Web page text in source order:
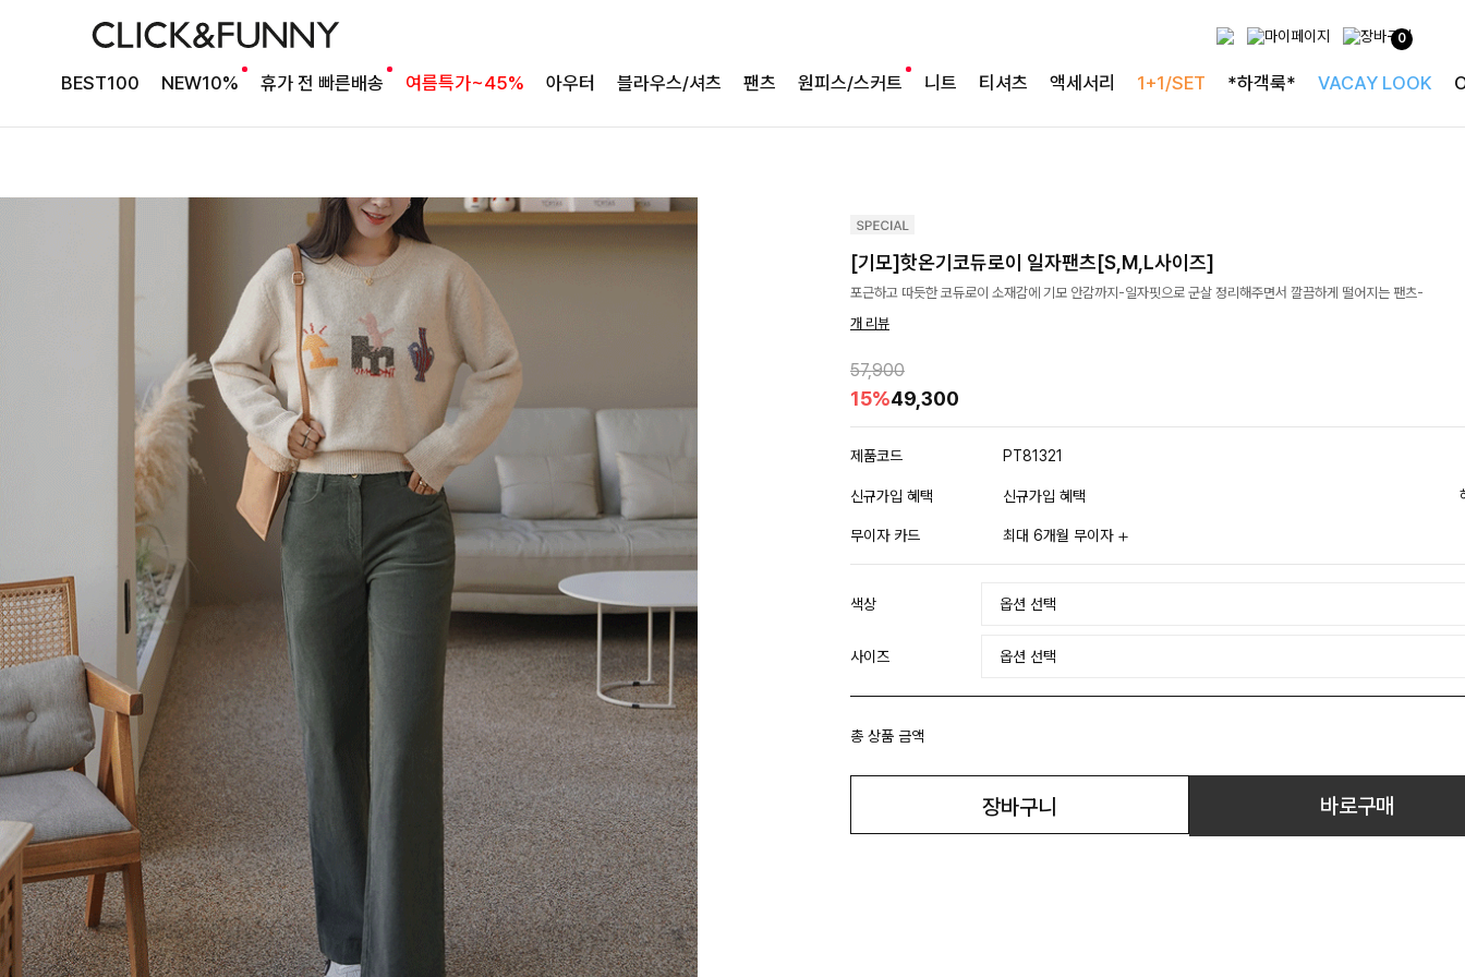
0
BEST100 NEW10% 휴가 전 빠른배송 여름특가~45% 아우터 블라우스/셔츠 팬츠 원피스/스커트 니트 티셔츠 액세서리 1+1/SET *하객룩* VACAY LOOK
[기모]핫온기코듀로이 일자팬츠[S,M,L사이즈]
포근하고 따듯한 코듀로이 소재감에 기모 안감까지-일자핏으로 군살 정리해주면서 깔끔하게 떨어지는 팬츠-
개 리뷰
57,900
15%49,300
제품코드 PT81321
신규가입 혜택 신규가입 혜택
무이자 카드 최대 6개월 무이자
색상
사이즈
총 상품 금액
장바구니 바로구매